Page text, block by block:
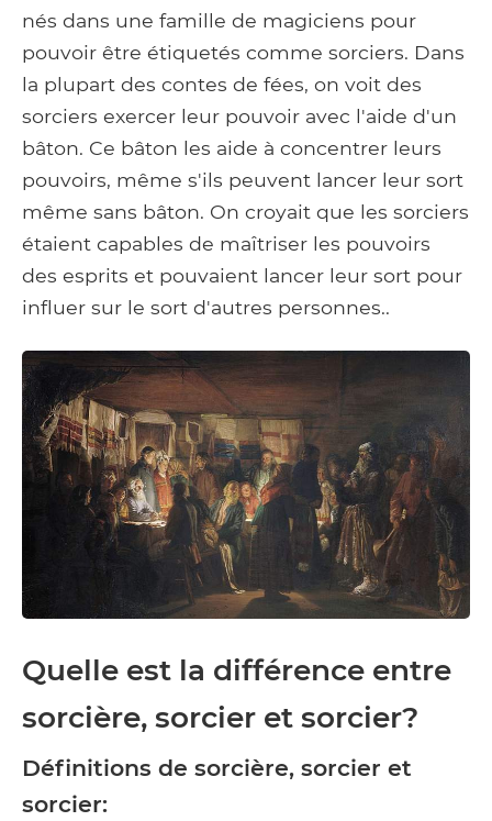
nés dans une famille de magiciens pour
pouvoir être étiquetés comme sorciers. Dans
la plupart des contes de fées, on voit des
sorciers exercer leur pouvoir avec l'aide d'un
bâton. Ce bâton les aide à concentrer leurs
pouvoirs, même s'ils peuvent lancer leur sort
même sans bâton. On croyait que les sorciers
étaient capables de maîtriser les pouvoirs
des esprits et pouvaient lancer leur sort pour
influer sur le sort d'autres personnes..
Quelle est la différence entre
sorcière, sorcier et sorcier?
Définitions de sorcière, sorcier et
sorcier: